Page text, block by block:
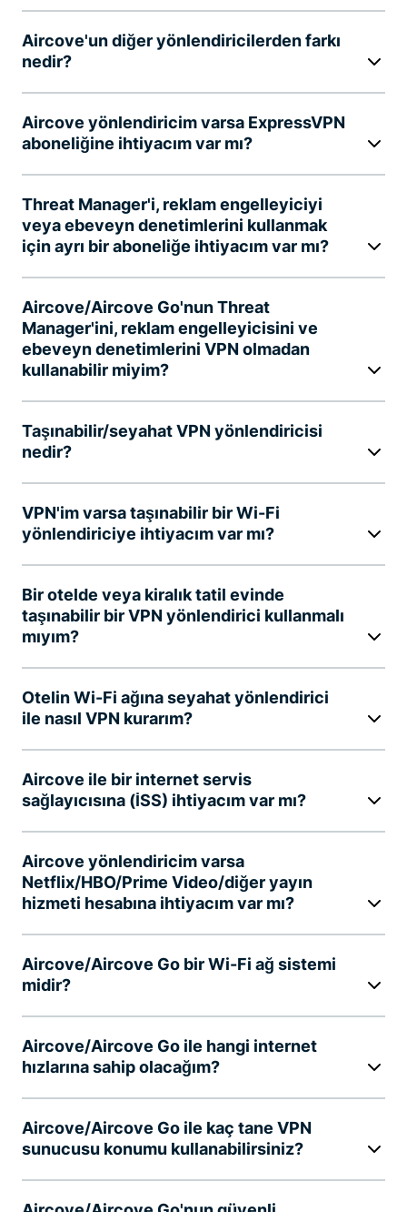
Aircove'un diğer yönlendiricilerden farkı
nedir?
Aircove yönlendiricim varsa ExpressVPN
aboneliğine ihtiyacım var mı?
Threat Manager'i, reklam engelleyiciyi
veya ebeveyn denetimlerini kullanmak
için ayrı bir aboneliğe ihtiyacım var mı?
Aircove/Aircove Go'nun Threat
Manager'ini, reklam engelleyicisini ve
ebeveyn denetimlerini VPN olmadan
kullanabilir miyim?
Taşınabilir/seyahat VPN yönlendiricisi
nedir?
VPN'im varsa taşınabilir bir Wi-Fi
yönlendiriciye ihtiyacım var mı?
Bir otelde veya kiralık tatil evinde
taşınabilir bir VPN yönlendirici kullanmalı
mıyım?
Otelin Wi-Fi ağına seyahat yönlendirici
ile nasıl VPN kurarım?
Aircove ile bir internet servis
sağlayıcısına (İSS) ihtiyacım var mı?
Aircove yönlendiricim varsa
Netflix/HBO/Prime Video/diğer yayın
hizmeti hesabına ihtiyacım var mı?
Aircove/Aircove Go bir Wi-Fi ağ sistemi
midir?
Aircove/Aircove Go ile hangi internet
hızlarına sahip olacağım?
Aircove/Aircove Go ile kaç tane VPN
sunucusu konumu kullanabilirsiniz?